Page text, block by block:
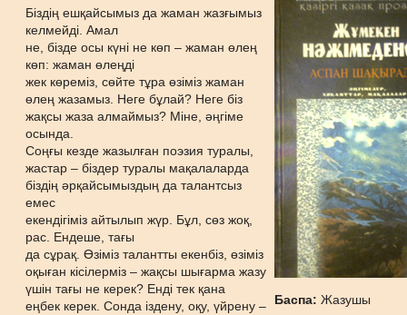
Біздің ешқайсымыз да жаман жазғымыз
келмейді. Амал
не, бізде осы күні не көп – жаман өлең
көп: жаман өлеңді
жек көреміз, сөйте тұра өзіміз жаман
өлең жазамыз. Неге бұлай? Неге біз
жақсы жаза алмаймыз? Міне, əңгіме
осында.
Соңғы кезде жазылған поэзия туралы,
жастар – біздер туралы мақалаларда
біздің əрқайсымыздың да талантсыз
емес
екендігіміз айтылып жүр. Бұл, сөз жоқ,
рас. Ендеше, тағы
да сұрақ. Өзіміз талантты екенбіз, өзіміз
оқыған кісілерміз – жақсы шығарма жазу
үшін тағы не керек? Енді тек қана
еңбек керек. Сонда іздену, оқу, үйрену –
Баспа:Жазушы